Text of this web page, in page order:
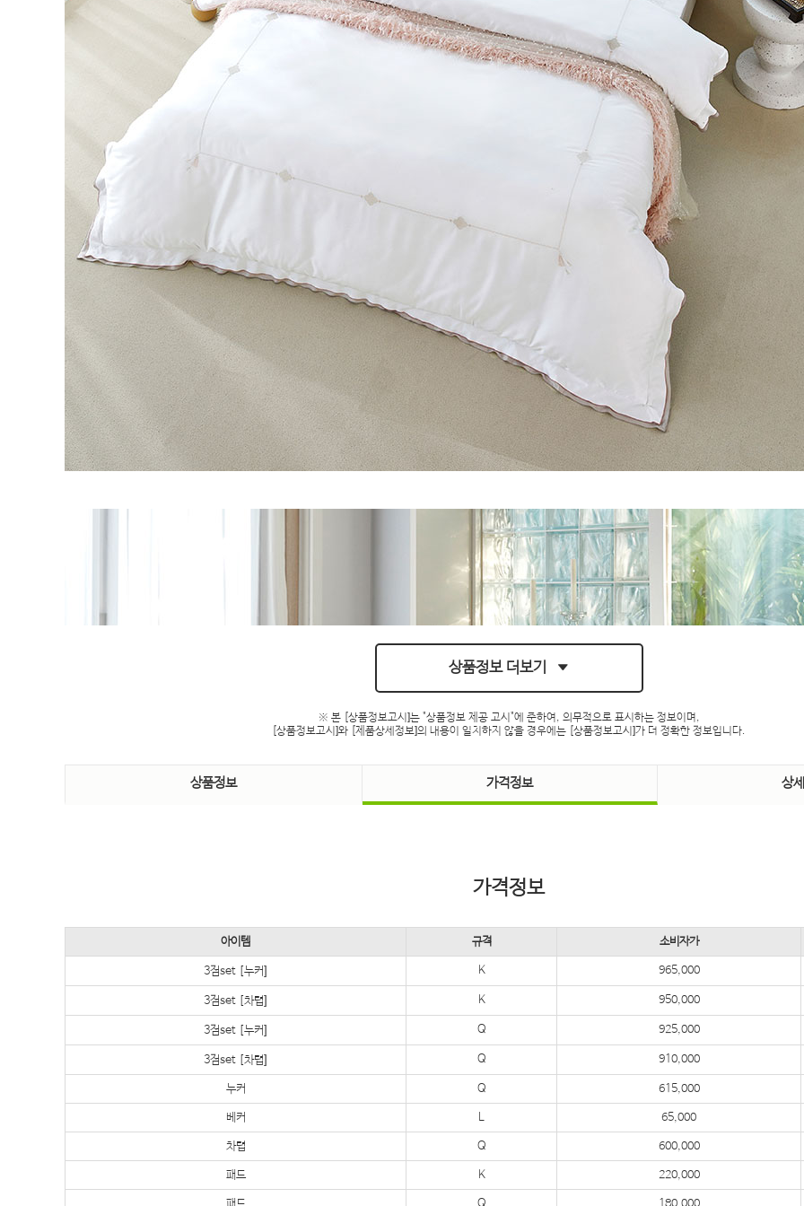
- 현재 보고 있는 페이지를 공유합니다.
밴드
상품정보 더보기
※ 본 [상품정보고시]는 "상품정보 제공 고시"에 준하여, 의무적으로 표시하는 정보이며,
[상품정보고시]와 [제품상세정보]의 내용이 일치하지 않을 경우에는 [상품정보고시]가 더 정확한 정보입니다.
상품정보 가격정보 상
가격정보
아이템 규격 소비자가
3점set [누커] K 965,000
3점set [차렵] K 950,000
3점set [누커] Q 925,000
3점set [차렵] Q 910,000
누커 Q 615,000
베커 L 65,000
차렵 Q 600,000
패드 K 220,000